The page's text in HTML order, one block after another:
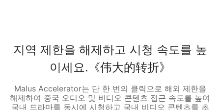
지역 제한을 해제하고 시청 속도를 높
이세요.《伟大的转折》
Malus Accelerator는 단 한 번의 클릭으로 해외 제한을
해제하여 중국 오디오 및 비디오 콘텐츠 접근 속도를 높여
국내 드라마를 동시에 시청하고 국내 비디오 콘텐츠를 초